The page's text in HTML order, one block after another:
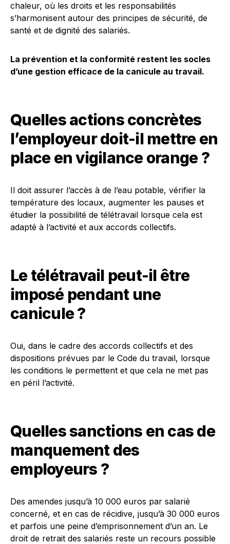
chaleur, où les droits et les responsabilités
s’harmonisent autour des principes de sécurité, de
santé et de dignité des salariés.
La prévention et la conformité restent les socles
d’une gestion efficace de la canicule au travail.
Quelles actions concrètes
l’employeur doit-il mettre en
place en vigilance orange ?
Il doit assurer l’accès à de l’eau potable, vérifier la
température des locaux, augmenter les pauses et
étudier la possibilité de télétravail lorsque cela est
adapté à l’activité et aux accords collectifs.
Le télétravail peut-il être
imposé pendant une
canicule ?
Oui, dans le cadre des accords collectifs et des
dispositions prévues par le Code du travail, lorsque
les conditions le permettent et que cela ne met pas
en péril l’activité.
Quelles sanctions en cas de
manquement des
employeurs ?
Des amendes jusqu’à 10 000 euros par salarié
concerné, et en cas de récidive, jusqu’à 30 000 euros
et parfois une peine d’emprisonnement d’un an. Le
droit de retrait des salariés reste un recours possible